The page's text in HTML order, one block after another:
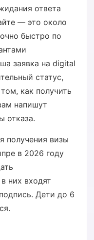
ответа
— это около
быстро по
заявка на digital
статус,
как получить
напишут
отказа.
получения визы
в 2026 году
них входят
Дети до 6